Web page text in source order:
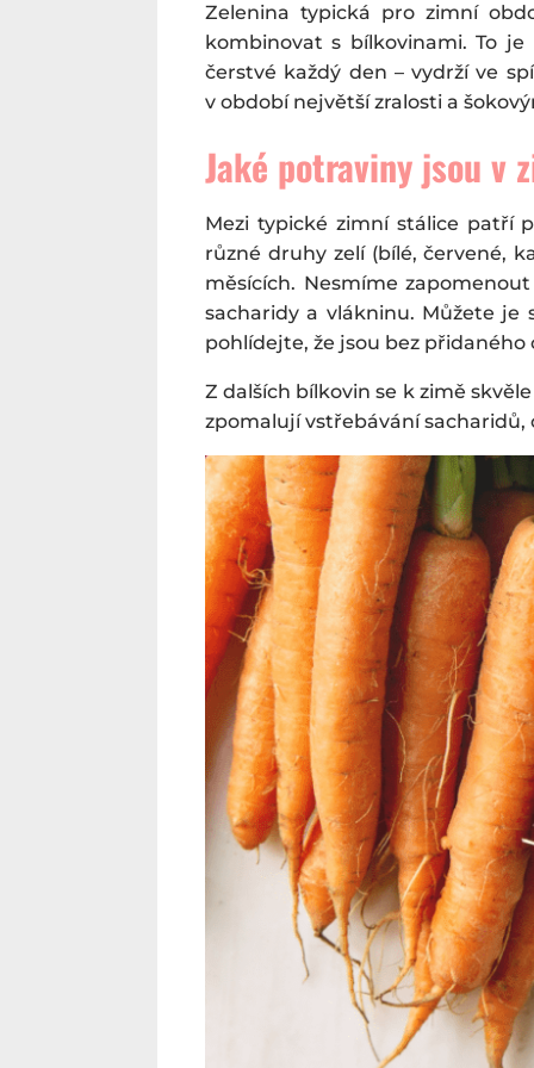
Zelenina typická pro zimní
kombinovat s bílkovinami. To
čerstvé každý den – vydrží ve
v období největší zralosti a
Jaké potraviny jsou v
Mezi typické zimní stálice patří
různé druhy zelí (bílé, červené,
měsících. Nesmíme
sacharidy a vlákninu. Můžete
pohlídejte, že jsou bez
Z dalších bílkovin se k zimě
zpomalují vstřebávání